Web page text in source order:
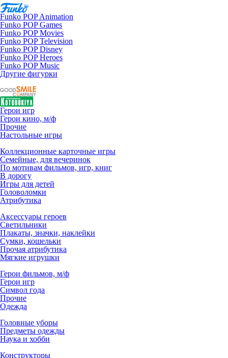
Funko POP Animation
Funko POP Games
Funko POP Movies
Funko POP Television
Funko POP Disney
Funko POP Heroes
Funko POP Music
Другие фигурки
Герои игр
Герои кино, м/ф
Прочие
Настольные игры
Коллекционные карточные игры
Семейные, для вечеринок
По мотивам фильмов, игр, книг
В дорогу
Игры для детей
Головоломки
Атрибутика
Аксессуары героев
Светильники
Плакаты, значки, наклейки
Сумки, кошельки
Прочая атрибутика
Мягкие игрушки
Герои фильмов, м/ф
Герои игр
Символ года
Прочие
Одежда
Головные уборы
Предметы одежды
Наука и хобби
Конструкторы